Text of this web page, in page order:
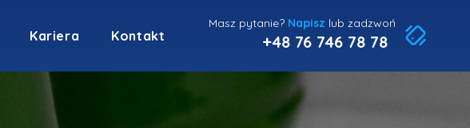
Kariera Kontakt
Masz pytanie? Napisz lub zadzwoń
+48 76 746 78 78